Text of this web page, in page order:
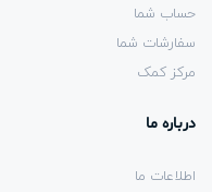
حساب شما
سفارشات شما
مرکز کمک
درباره ما
اطلاعات ما